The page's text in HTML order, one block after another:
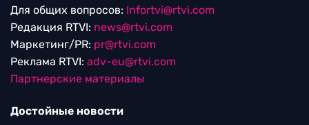
Для общих вопросов: Infortvi@rtvi.com
Редакция RTVI: news@rtvi.com
Маркетинг/PR: pr@rtvi.com
Реклама RTVI: adv-eu@rtvi.com
Партнерские материалы
Достойные новости